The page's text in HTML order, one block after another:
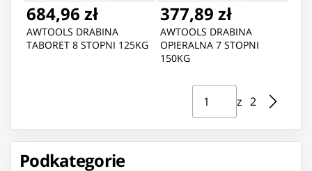
Podkategorie
684,96 zł
AWTOOLS DRABINA
TABORET 8 STOPNI 125KG
377,89 zł
AWTOOLS DRABINA
OPIERALNA 7 STOPNI
150KG
Strona ⁨1⁩ z ⁨2⁩
z ⁨2⁩
Przejdź do strony